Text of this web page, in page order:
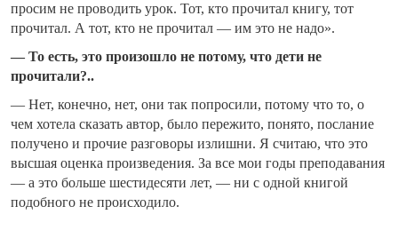
просим не проводить урок. Тот, кто прочитал книгу, тот
прочитал. А тот, кто не прочитал — им это не надо».
— То есть, это произошло не потому, что дети не
прочитали?..
— Нет, конечно, нет, они так попросили, потому что то, о
чем хотела сказать автор, было пережито, понято, послание
получено и прочие разговоры излишни. Я считаю, что это
высшая оценка произведения. За все мои годы преподавания
— а это больше шестидесяти лет, — ни с одной книгой
подобного не происходило.